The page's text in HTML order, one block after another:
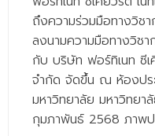
- ศูนย์ปัญญาประดิษฐ์เพื่อการ
สหกิจศึกษา
ข่าว
- ข่าวประชาสัมพันธ์
ถึงความร่วมมือทางวิช
ลงนามความมือทางวิชา
กับ บริษัท ฟอร์ทิเนท ซีเ
จำกัด จัดขึ้น ณ ห้องปร
มหาวิทยาลัย มหาวิทยา
กุมภาพันธ์ 2568 ภาพป